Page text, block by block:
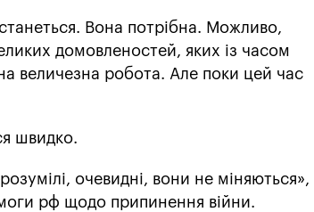
Вона потрібна. Можливо,
домовленостей, яких із часом
величезна робота. Але поки цей час
швидко.
очевидні, вони не міняються»,
рф щодо припинення війни.